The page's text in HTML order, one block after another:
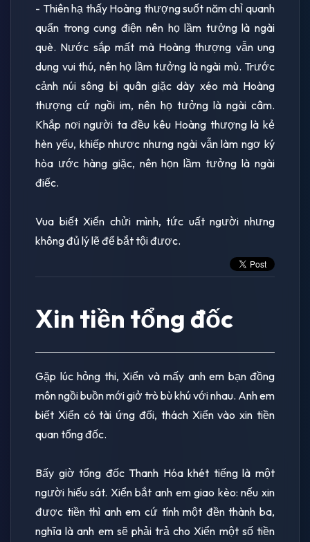
- Thiên hạ thấy Hoàng thượng suốt năm chỉ quanh
quẩn trong cung điện nên họ lầm tưởng là ngài
què. Nước sắp mất mà Hoàng thượng vẫn ung
dung vui thú, nên họ lầm tưởng là ngài mù. Trước
cảnh núi sông bị quân giặc dày xéo mà Hoàng
thượng cứ ngồi im, nên họ tưởng là ngài câm.
Khắp nơi người ta đều kêu Hoàng thượng là kẻ
hèn yếu, khiếp nhược nhưng ngài vẫn làm ngơ ký
hòa ước hàng giặc, nên họn lầm tưởng là ngài
điếc.
Vua biết Xiển chửi mình, tức uất người nhưng
không đủ lý lẽ để bắt tội được.
Xin tiền tổng đốc
Gặp lúc hỏng thi, Xiển và mấy anh em bạn đồng
môn ngồi buồn mới giở trò bù khú với nhau. Anh em
biết Xiển có tài ứng đối, thách Xiển vào xin tiền
quan tổng đốc.
Bấy giờ tổng đốc Thanh Hóa khét tiếng là một
người hiếu sát. Xiển bắt anh em giao kèo: nếu xin
được tiền thì anh em cứ tính một đền thành ba,
nghĩa là anh em sẽ phải trả cho Xiển một số tiền